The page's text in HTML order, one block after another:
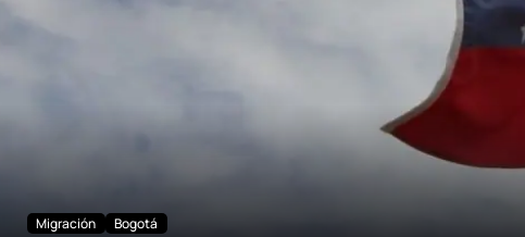
Migración Bogotá